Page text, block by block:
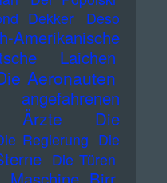
Dekker
Deso
Amerikanische
Laichen
Aeronauten
angefahrenen
Ärzte
Die
Regierung Die
Die Türen